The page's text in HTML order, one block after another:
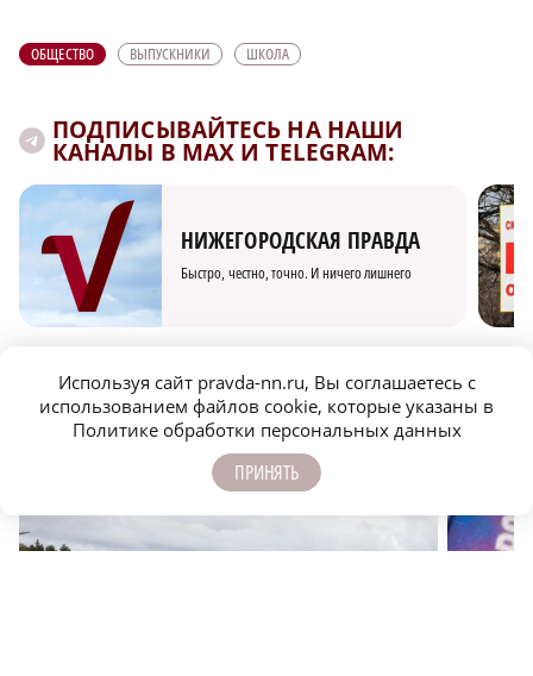
ОБЩЕСТВО ВЫПУСКНИКИ ШКОЛА
ПОДПИСЫВАЙТЕСЬ НА НАШИ
КАНАЛЫ В MAX И TELEGRAM:
НИЖЕГОРОДСКАЯ ПРАВДА
Быстро, честно, точно. И ничего лишнего
МОЛОДЕЖЬ МЕНЯЕТ МИР
Используя сайт pravda-nn.ru, Вы соглашаетесь с
использованием файлов cookie, которые указаны в
Политике обработки персональных данных
ПРИНЯТЬ